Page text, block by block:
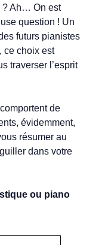
? Ah… On est
question ! Un
futurs pianistes
ce choix est
traverser l’esprit
de
évidemment,
résumer au
dans votre
ou piano